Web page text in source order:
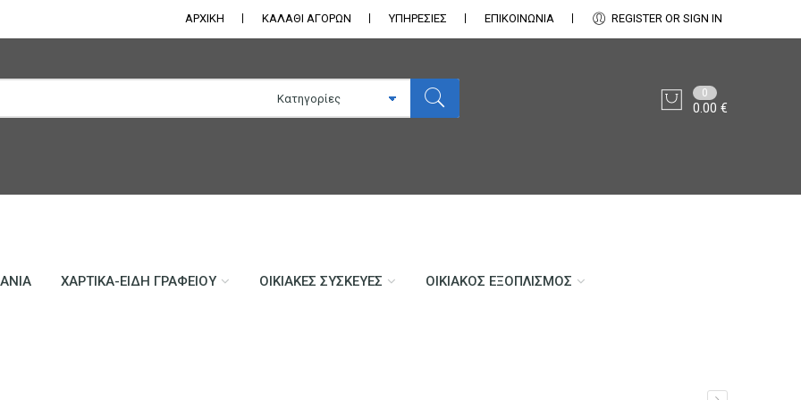
ΑΡΧΙΚΗ ΚΑΛΑΘΙ ΑΓΟΡΩΝ ΥΠΗΡΕΣΙΕΣ ΕΠΙΚΟΙΝΩΝΊΑ REGISTER OR SIGN IN
0
0.00€
ΧΑΡΤΙΚΆ-ΕΊΔΗ ΓΡΑΦΕΊΟΥ ΟΙΚΙΑΚΈΣ ΣΥΣΚΕΥΈΣ ΟΙΚΙΑΚΌΣ ΕΞΟΠΛΙΣΜΌΣ